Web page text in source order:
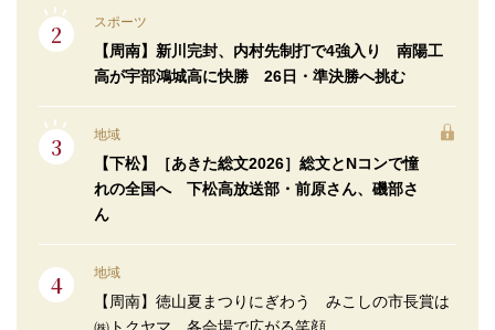
スポーツ
【周南】新川完封、内村先制打で4強入り 南陽工
高が宇部鴻城高に快勝 26日・準決勝へ挑む
地域
【下松】［あきた総文2026］総文とNコンで憧
れの全国へ 下松高放送部・前原さん、磯部さ
ん
地域
【周南】徳山夏まつりにぎわう みこしの市長賞は